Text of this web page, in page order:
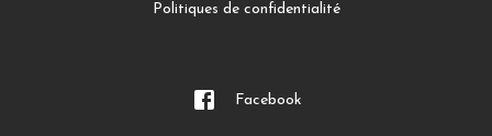
Politiques de confidentialité
Facebook